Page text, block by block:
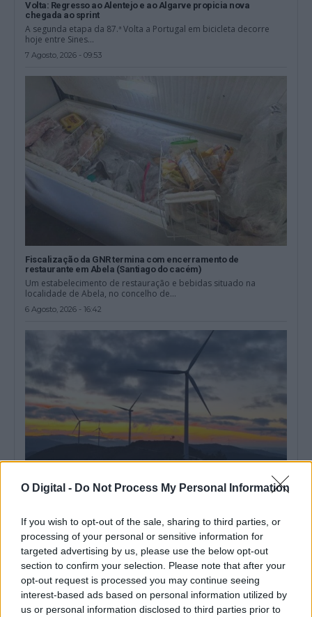
O Digital - Do Not Process My Personal Information
If you wish to opt-out of the sale, sharing to third parties, or
processing of your personal or sensitive information for
targeted advertising by us, please use the below opt-out
section to confirm your selection. Please note that after your
opt-out request is processed you may continue seeing
interest-based ads based on personal information utilized by
us or personal information disclosed to third parties prior to
Volta: Regresso ao Alentejo e ao Algarve propicia nova
chegada ao sprint
A segunda etapa da 87.ª Volta a Portugal em bicicleta decorre
hoje entre Sines...
7 Agosto, 2026 - 09:53
Fiscalização da GNR termina com encerramento de
restaurante em Abela (Santiago do cacém)
Um estabelecimento de restauração e bebidas situado na
localidade de Abela, no concelho de...
6 Agosto, 2026 - 16:42
pede estudo dos impactos cumulativos
A RENOVAR Santiago do Cacém contesta o Parque Eólico do
Sudoeste e exige uma...
6 Agosto, 2026 - 11:59